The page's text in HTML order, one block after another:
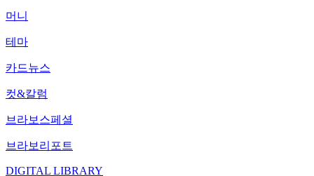
머니
테마
카드뉴스
컷&칼럼
브라보스페셜
브라보리포트
DIGITAL LIBRARY